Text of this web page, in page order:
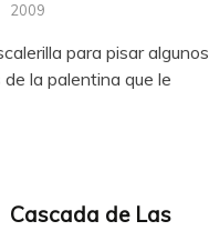
2009
para pisar algunos
la palentina que le
Cascada de Las